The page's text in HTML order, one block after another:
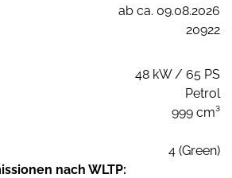
ab ca. 09.08.2026
20922
48 kW / 65 PS
Petrol
999 cm³
4 (Green)
nach WLTP: